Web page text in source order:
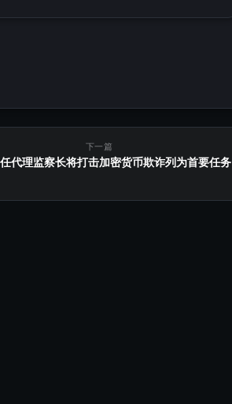
下一篇
代理监察长将打击加密货币欺诈列为首要任务